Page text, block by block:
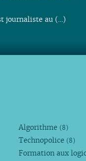
journaliste au (…)
Algorithme (8)
Technopolice (8)
Formation aux